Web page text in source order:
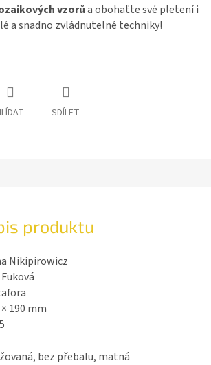
vzorůa obohaťte své pletení i
a snadno zvládnutelné techniky!
SDÍLET
produktu
Nikipirowicz
190 mm
bez přebalu, matná